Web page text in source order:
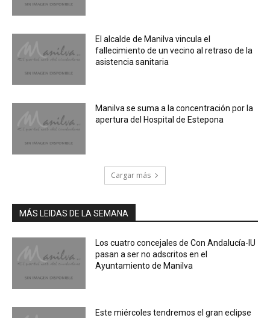
El alcalde de Manilva vincula el
fallecimiento de un vecino al retraso de la
asistencia sanitaria
Manilva se suma a la concentración por la
apertura del Hospital de Estepona
Cargar más
MÁS LEIDAS DE LA SEMANA
Los cuatro concejales de Con Andalucía-IU
pasan a ser no adscritos en el
Ayuntamiento de Manilva
Este miércoles tendremos el gran eclipse